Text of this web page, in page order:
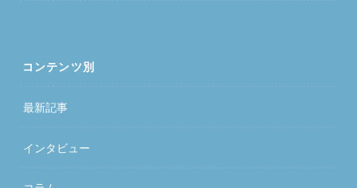
コンテンツ別
最新記事
インタビュー